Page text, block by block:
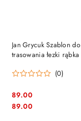
Jan Grycuk Szablon do
trasowania łezki rąbka
(0)
Cena:
89.00
Cena:
89.00